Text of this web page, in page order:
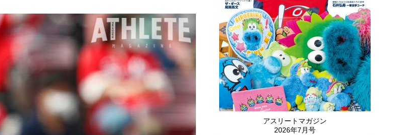
アスリートマガジン
2026年7月号